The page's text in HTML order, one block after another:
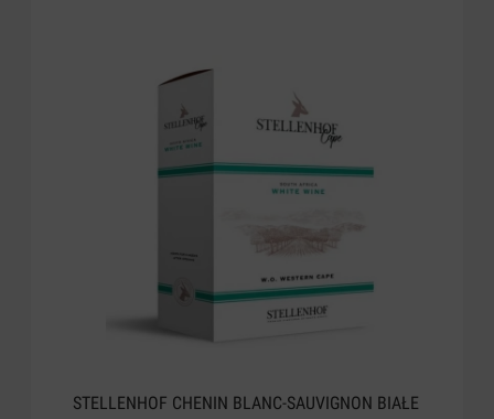
STELLENHOF CHENIN BLANC-SAUVIGNON BIAŁE